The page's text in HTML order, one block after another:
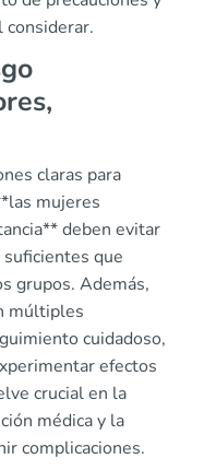
considerar.
claras para
mujeres
deben evitar
suficientes que
grupos. Además,
múltiples
cuidadoso,
efectos
crucial en la
médica y la
complicaciones.